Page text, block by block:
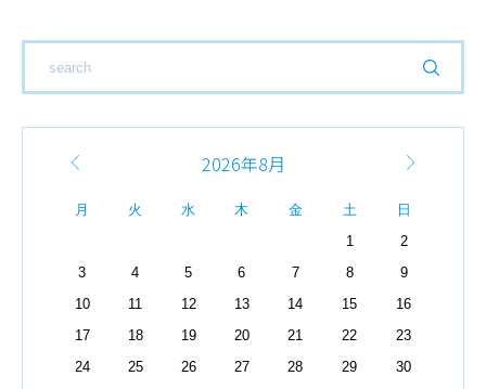
2026年8月
月 火 水 木 金 土
日
1
2
3
4 5 6 7 8
9
10
11 12 13 14 15
16
17
18 19 20 21 22
23
24
25 26 27 28 29
30